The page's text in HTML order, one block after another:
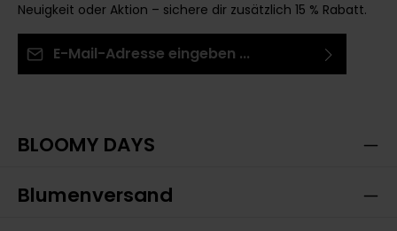
Neuigkeit oder Aktion – sichere dir zusätzlich 15 % Rabatt.
BLOOMY DAYS
Blumenversand